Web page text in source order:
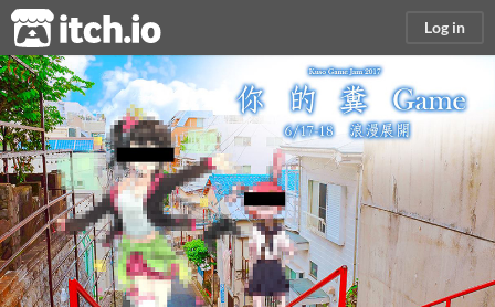
itch.io Log in